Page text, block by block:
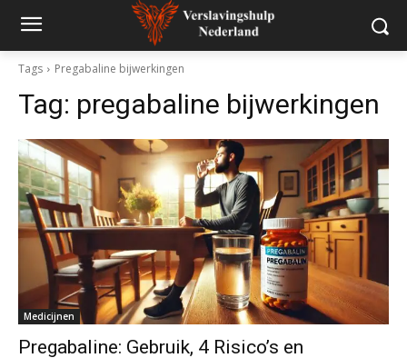
Tags Pregabaline bijwerkingen
Tag: pregabaline bijwerkingen
Medicijnen
Pregabaline: Gebruik, 4 Risico’s en